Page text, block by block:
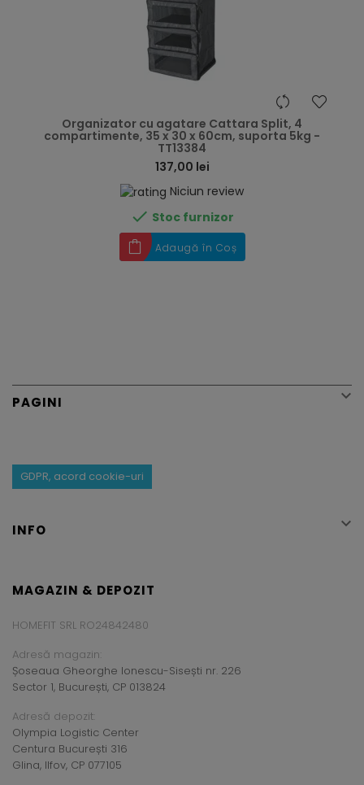
Organizator cu agatare Cattara Split, 4
compartimente, 35 x 30 x 60cm, suporta 5kg -
TT13384
137,00 lei
Niciun review
 Stoc furnizor
Adaugă în Coș
PAGINI 
GDPR, acord cookie-uri
INFO 
MAGAZIN & DEPOZIT
HOMEFIT SRL RO24842480
Adresă magazin:
Șoseaua Gheorghe Ionescu-Sisești nr. 226
Sector 1, București, CP 013824
Adresă depozit:
Olympia Logistic Center
Centura București 316
Glina, Ilfov, CP 077105